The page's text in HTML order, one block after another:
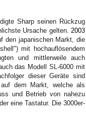
Sharp seinen Rückzug
Ursache gelten. 2003
den japanischen Markt, die
mit hochauflösendem
und mittlerweile auch
das Modell SL-6000 mit
dieser Geräte sind
auf dem Markt, welche als
und Betrieb von nahezu
eine Tastatur. Die 3000er-